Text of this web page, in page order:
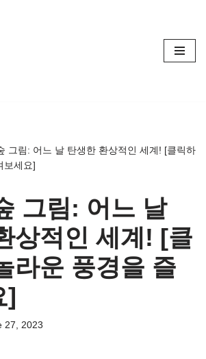
그림: 어느 날 탄생한 환상적인 세계! [클릭하
보세요]
그림: 어느 날
상적인 세계! [클
라운 풍경을 즐
]
27, 2023